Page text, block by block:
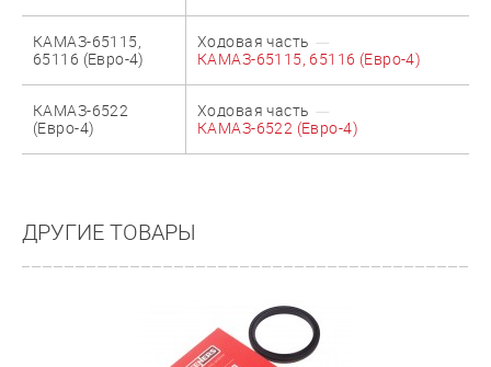
КАМАЗ-65115,
65116 (Евро-4)
Ходовая часть
КАМАЗ-65115, 65116 (Евро-4)
КАМАЗ-6522
(Евро-4)
Ходовая часть
КАМАЗ-6522 (Евро-4)
ДРУГИЕ ТОВАРЫ